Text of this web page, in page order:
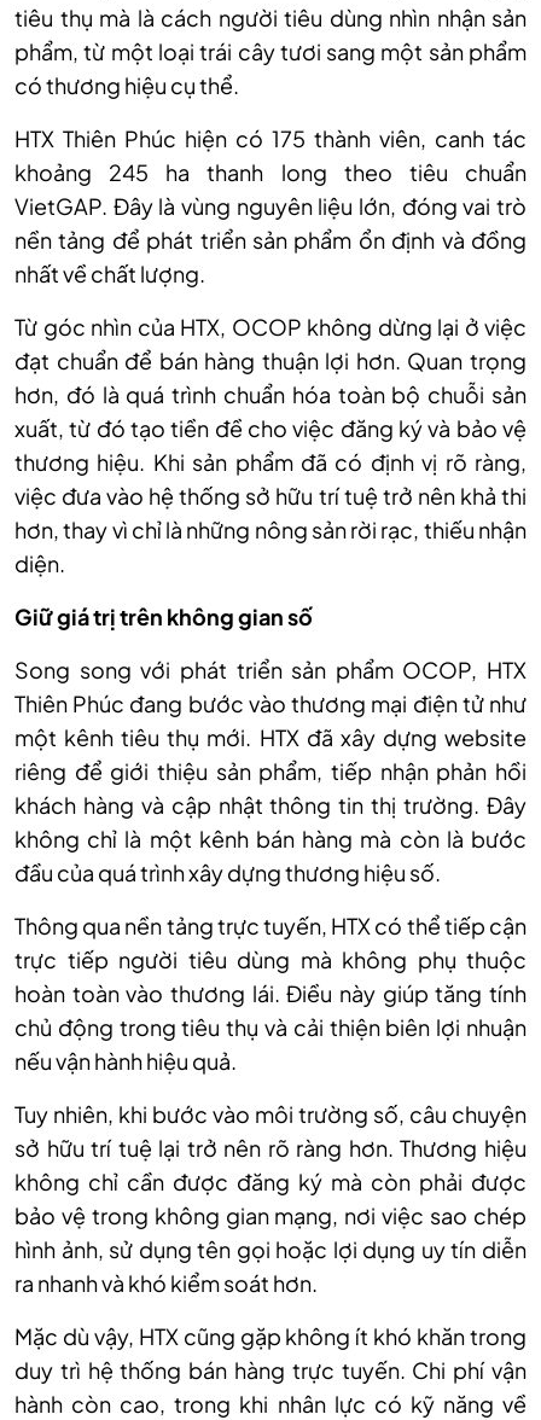
tiêu thụ mà là cách người tiêu dùng nhìn nhận sản
phẩm, từ một loại trái cây tươi sang một sản phẩm
có thương hiệu cụ thể.
HTX Thiên Phúc hiện có 175 thành viên, canh tác
khoảng 245 ha thanh long theo tiêu chuẩn
VietGAP. Đây là vùng nguyên liệu lớn, đóng vai trò
nền tảng để phát triển sản phẩm ổn định và đồng
nhất về chất lượng.
Từ góc nhìn của HTX, OCOP không dừng lại ở việc
đạt chuẩn để bán hàng thuận lợi hơn. Quan trọng
hơn, đó là quá trình chuẩn hóa toàn bộ chuỗi sản
xuất, từ đó tạo tiền đề cho việc đăng ký và bảo vệ
thương hiệu. Khi sản phẩm đã có định vị rõ ràng,
việc đưa vào hệ thống sở hữu trí tuệ trở nên khả thi
hơn, thay vì chỉ là những nông sản rời rạc, thiếu nhận
diện.
Giữ giá trị trên không gian số
Song song với phát triển sản phẩm OCOP, HTX
Thiên Phúc đang bước vào thương mại điện tử như
một kênh tiêu thụ mới. HTX đã xây dựng website
riêng để giới thiệu sản phẩm, tiếp nhận phản hồi
khách hàng và cập nhật thông tin thị trường. Đây
không chỉ là một kênh bán hàng mà còn là bước
đầu của quá trình xây dựng thương hiệu số.
Thông qua nền tảng trực tuyến, HTX có thể tiếp cận
trực tiếp người tiêu dùng mà không phụ thuộc
hoàn toàn vào thương lái. Điều này giúp tăng tính
chủ động trong tiêu thụ và cải thiện biên lợi nhuận
nếu vận hành hiệu quả.
Tuy nhiên, khi bước vào môi trường số, câu chuyện
sở hữu trí tuệ lại trở nên rõ ràng hơn. Thương hiệu
không chỉ cần được đăng ký mà còn phải được
bảo vệ trong không gian mạng, nơi việc sao chép
hình ảnh, sử dụng tên gọi hoặc lợi dụng uy tín diễn
ra nhanh và khó kiểm soát hơn.
Mặc dù vậy, HTX cũng gặp không ít khó khăn trong
duy trì hệ thống bán hàng trực tuyến. Chi phí vận
hành còn cao, trong khi nhân lực có kỹ năng về